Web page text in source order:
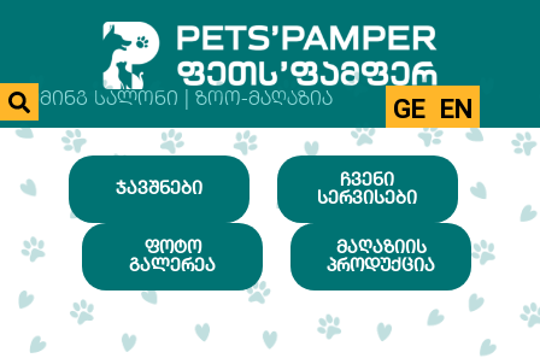
ᲒᲠᲣᲛᲘᲜᲒ ᲡᲐᲚᲝᲜᲘ | ᲖᲝᲝ-ᲛᲐᲦᲐᲖᲘᲐ GE EN
ᲯᲐᲕᲨᲜᲔᲑᲘ
ᲩᲕᲔᲜᲘ
ᲡᲔᲠᲕᲘᲡᲔᲑᲘ
ᲤᲝᲢᲝ
ᲒᲐᲚᲔᲠᲔᲐ
ᲛᲐᲦᲐᲖᲘᲘᲡ
ᲞᲠᲝᲓᲣᲥᲪᲘᲐ